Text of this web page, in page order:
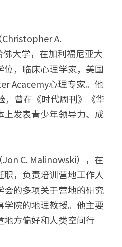
A.
大学，在加利福尼亚大
，临床心理学家，美国
Acacemy心理专家。他
，曾在《时代周刊》《华
发表青少年领导力、成
C. Malinowski），在
，负责培训营地工作人
会的多项关于营地的研究
院的地理教授。他主要
方偏好和人类空间行